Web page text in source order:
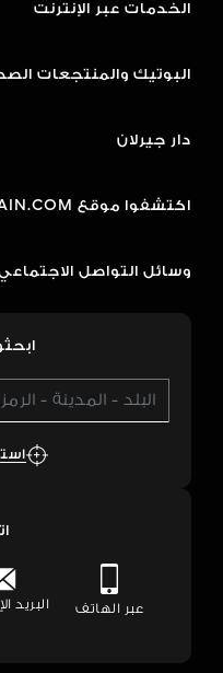
الخدمات عبر الإنترنت
البوتيك والمنتجعات
دار جيرلان
اكتشفوا موقع GUERLAIN.COM
وسائل التواصل الاجتماعي
عبر الهاتف البريد